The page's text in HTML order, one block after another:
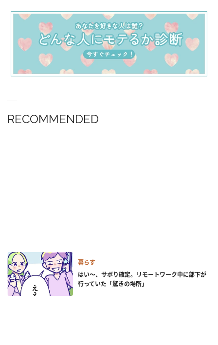
RECOMMENDED
暮らす
はい～、サボり確定。リモートワーク中に部下が
行っていた「驚きの場所」